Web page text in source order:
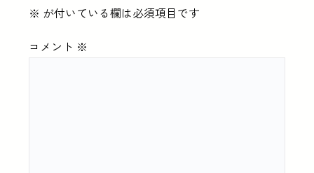
※ が付いている欄は必須項目です
コメント ※